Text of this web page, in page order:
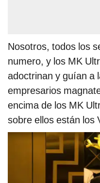
Nosotros, todos los
numero, y los MK
adoctrinan y guían a
empresarios
encima de los MK
sobre ellos están los